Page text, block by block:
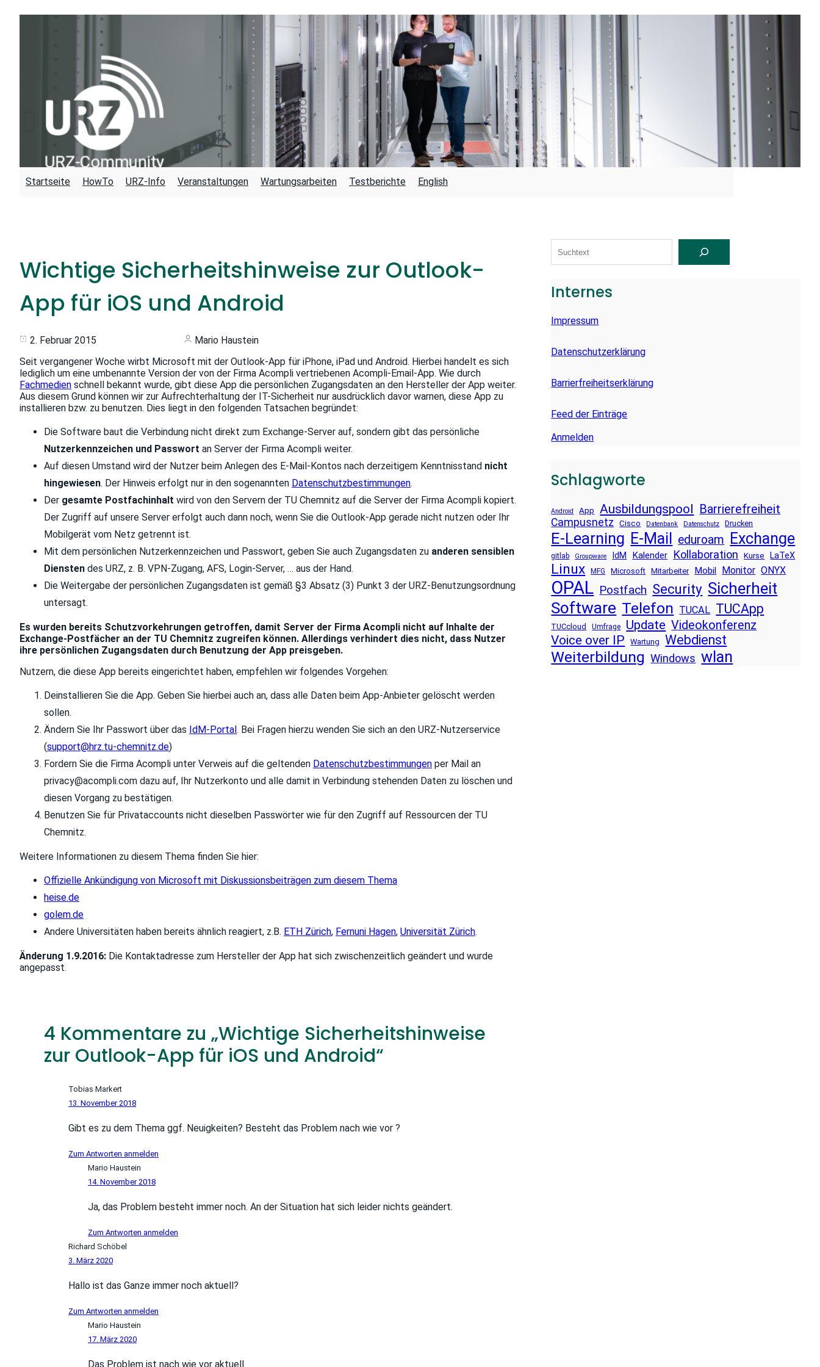
Startseite HowTo URZ-Info Veranstaltungen Wartungsarbeiten Testberichte English
Wichtige Sicherheitshinweise zur Outlook-
App für iOS und Android
2. Februar 2015
Mario Haustein
Seit vergangener Woche wirbt Microsoft mit der Outlook-App für iPhone, iPad und Android. Hierbei handelt es sich
lediglich um eine umbenannte Version der von der Firma Acompli vertriebenen Acompli-Email-App. Wie durch
Fachmedien schnell bekannt wurde, gibt diese App die persönlichen Zugangsdaten an den Hersteller der App weiter.
Aus diesem Grund können wir zur Aufrechterhaltung der IT-Sicherheit nur ausdrücklich davor warnen, diese App zu
installieren bzw. zu benutzen. Dies liegt in den folgenden Tatsachen begründet:
Die Software baut die Verbindung nicht direkt zum Exchange-Server auf, sondern gibt das persönliche
Nutzerkennzeichen und Passwort an Server der Firma Acompli weiter.
Auf diesen Umstand wird der Nutzer beim Anlegen des E-Mail-Kontos nach derzeitigem Kenntnisstand nicht
hingewiesen. Der Hinweis erfolgt nur in den sogenannten Datenschutzbestimmungen.
Der gesamte Postfachinhalt wird von den Servern der TU Chemnitz auf die Server der Firma Acompli kopiert.
Der Zugriff auf unsere Server erfolgt auch dann noch, wenn Sie die Outlook-App gerade nicht nutzen oder Ihr
Mobilgerät vom Netz getrennt ist.
Mit dem persönlichen Nutzerkennzeichen und Passwort, geben Sie auch Zugangsdaten zu anderen sensiblen
Diensten des URZ, z. B. VPN-Zugang, AFS, Login-Server, … aus der Hand.
Die Weitergabe der persönlichen Zugangsdaten ist gemäß §3 Absatz (3) Punkt 3 der URZ-Benutzungsordnung
untersagt.
Es wurden bereits Schutzvorkehrungen getroffen, damit Server der Firma Acompli nicht auf Inhalte der
Exchange-Postfächer an der TU Chemnitz zugreifen können. Allerdings verhindert dies nicht, dass Nutzer
ihre persönlichen Zugangsdaten durch Benutzung der App preisgeben.
Nutzern, die diese App bereits eingerichtet haben, empfehlen wir folgendes Vorgehen:
Deinstallieren Sie die App. Geben Sie hierbei auch an, dass alle Daten beim App-Anbieter gelöscht werden
sollen.
Ändern Sie Ihr Passwort über das IdM-Portal . Bei Fragen hierzu wenden Sie sich an den URZ-Nutzerservice
(support@hrz.tu-chemnitz.de)
Fordern Sie die Firma Acompli unter Verweis auf die geltenden Datenschutzbestimmungen per Mail an
privacy@acompli.com dazu auf, Ihr Nutzerkonto und alle damit in Verbindung stehenden Daten zu löschen und
diesen Vorgang zu bestätigen.
Benutzen Sie für Privataccounts nicht dieselben Passwörter wie für den Zugriff auf Ressourcen der TU
Chemnitz.
Weitere Informationen zu diesem Thema finden Sie hier:
Offizielle Ankündigung von Microsoft mit Diskussionsbeiträgen zum diesem Thema
heise.de
golem.de
Andere Universitäten haben bereits ähnlich reagiert, z.B. ETH Zürich, Fernuni Hagen, Universität Zürich.
Änderung 1.9.2016: Die Kontaktadresse zum Hersteller der App hat sich zwischenzeitlich geändert und wurde
angepasst.
4 Kommentare zu „Wichtige Sicherheitshinweise
zur Outlook-App für iOS und Android“
Tobias Markert
13. November 2018
Gibt es zu dem Thema ggf. Neuigkeiten? Besteht das Problem nach wie vor ?
Zum Antworten anmelden
Mario Haustein
14. November 2018
Ja, das Problem besteht immer noch. An der Situation hat sich leider nichts geändert.
Zum Antworten anmelden
Richard Schöbel
3. März 2020
Hallo ist das Ganze immer noch aktuell?
Zum Antworten anmelden
Mario Haustein
17. März 2020
Das Problem ist nach wie vor aktuell.
C
Internes
Impressum
Datenschutzerklärung
Barrierfreiheitserklärung
Feed der Einträge
Anmelden
Schlagworte
Android App Ausbildungspool Barrierefreiheit
Campusnetz Cisco Datenbank Datenschutz Drucken
E-Learning E-Mail eduroam Exchange
gitlab Groupware IdM Kalender Kollaboration Kurse LaTeX
Linux MFG Microsoft Mitarbeiter Mobil Monitor ONYX
OPAL Postfach Security Sicherheit
Software Telefon TUCAL TUCApp
TUCcloud Umfrage Update Videokonferenz
Voice over IP Wartung Webdienst
Weiterbildung Windows wlan